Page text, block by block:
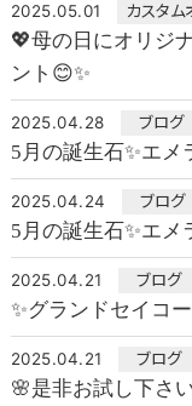
2025.05.01 カスタム
💖母の日にオリジ
ント😊✨
2025.04.28 ブログ
5月の誕生石✨エメ
2025.04.24 ブログ
5月の誕生石✨エメ
2025.04.21 ブログ
✨グランドセイコ
2025.04.21 ブログ
🌸是非お試し下さ